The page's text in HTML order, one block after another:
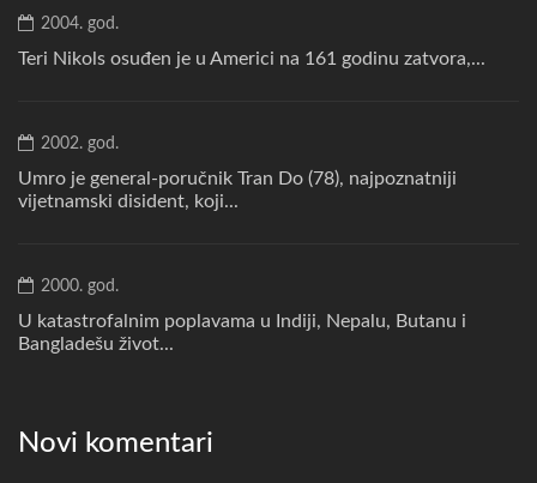
2004. god.
Teri Nikols osuđen je u Americi na 161 godinu zatvora,...
2002. god.
Umro je general-poručnik Tran Do (78), najpoznatniji
vijetnamski disident, koji...
2000. god.
U katastrofalnim poplavama u Indiji, Nepalu, Butanu i
Bangladešu život...
Novi komentari